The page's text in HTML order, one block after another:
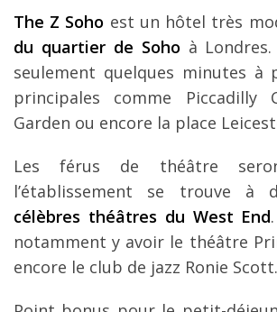
The Z Soho est un hôtel très
du quartier de Soho à
seulement quelques minutes à
principales comme Piccadilly
Garden ou encore la place
Les férus de théâtre
l’établissement se trouve à
célèbres théâtres du West End
notamment y avoir le théâtre
encore le club de jazz Ronie Scott.